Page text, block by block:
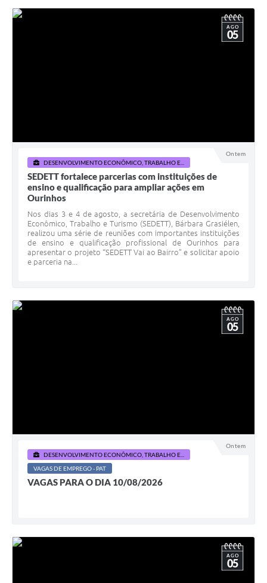
Ontem
AGO
05
DESENVOLVIMENTO ECONÔMICO, TRABALHO E...
SEDETT fortalece parcerias com instituições de
ensino e qualificação para ampliar ações em
Ourinhos
Nos dias 3 e 4 de agosto, a secretária de Desenvolvimento
Econômico, Trabalho e Turismo (SEDETT), Bárbara Grasiélen,
realizou uma série de reuniões com importantes instituições
de ensino e qualificação profissional de Ourinhos para
apresentar o projeto “SEDETT Vai ao Bairro” e solicitar apoio
e parceria na...
Ontem
AGO
05
DESENVOLVIMENTO ECONÔMICO, TRABALHO E...
VAGAS DE EMPREGO - PAT
VAGAS PARA O DIA 10/08/2026
AGO
05